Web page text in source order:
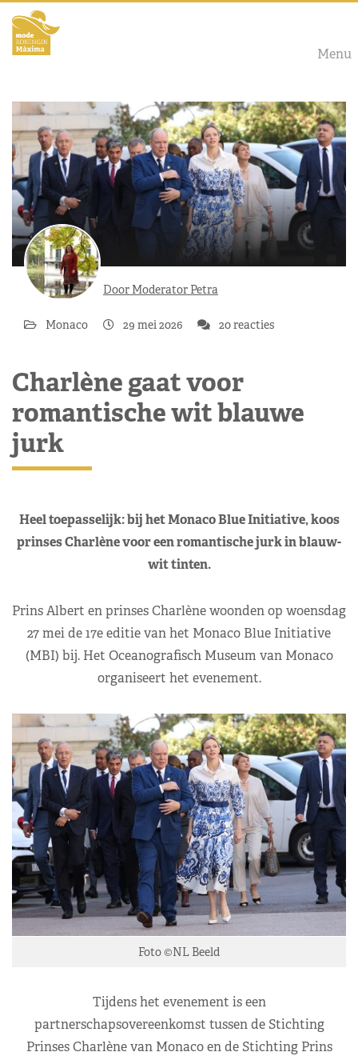
Menu
Door Moderator Petra
Monaco 29 mei 2026 20 reacties
Charlène gaat voor
romantische wit blauwe
jurk
Heel toepasselijk: bij het Monaco Blue Initiative, koos
prinses Charlène voor een romantische jurk in blauw-
wit tinten.
Prins Albert en prinses Charlène woonden op woensdag
27 mei de 17e editie van het Monaco Blue Initiative
(MBI) bij. Het Oceanografisch Museum van Monaco
organiseert het evenement.
Foto ©NL Beeld
Tijdens het evenement is een
partnerschapsovereenkomst tussen de Stichting
Prinses Charlène van Monaco en de Stichting Prins